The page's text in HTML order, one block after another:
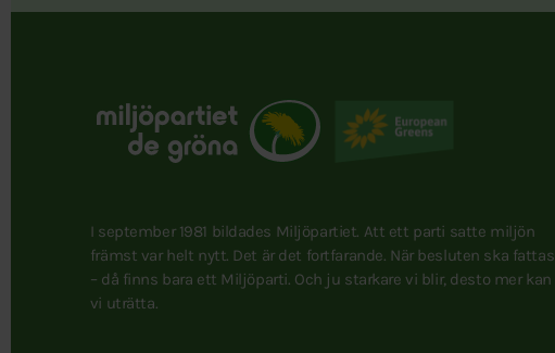
I september 1981 bildades Miljöpartiet. Att ett parti satte miljön
främst var helt nytt. Det är det fortfarande. När besluten ska fattas
– då finns bara ett Miljöparti. Och ju starkare vi blir, desto mer kan
vi uträtta.